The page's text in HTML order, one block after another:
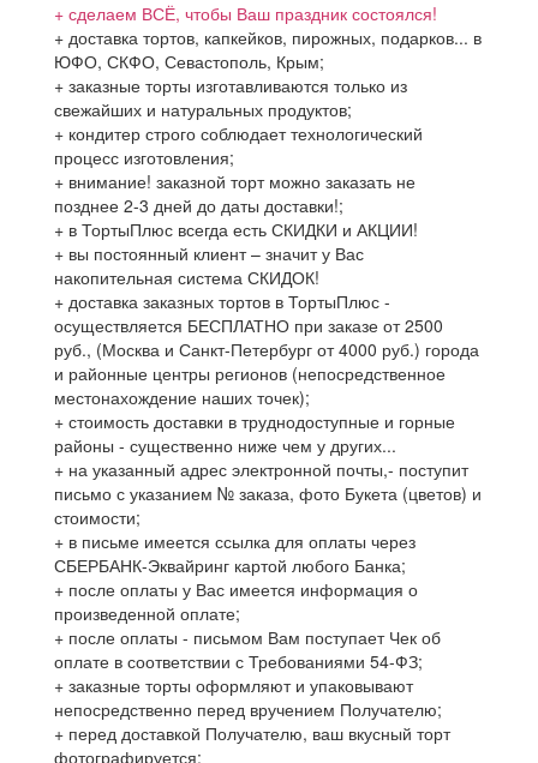
+ сделаем ВСЁ, чтобы Ваш праздник состоялся!
+ доставка тортов, капкейков, пирожных, подарков... в
ЮФО, СКФО, Севастополь, Крым;
+ заказные торты изготавливаются только из
свежайших и натуральных продуктов;
+ кондитер строго соблюдает технологический
процесс изготовления;
+ внимание! заказной торт можно заказать не
позднее 2-3 дней до даты доставки!;
+ в ТортыПлюс всегда есть СКИДКИ и АКЦИИ!
+ вы постоянный клиент – значит у Вас
накопительная система СКИДОК!
+ доставка заказных тортов в ТортыПлюс -
осуществляется БЕСПЛАТНО при заказе от 2500
руб., (Москва и Санкт-Петербург от 4000 руб.) города
и районные центры регионов (непосредственное
местонахождение наших точек);
+ стоимость доставки в труднодоступные и горные
районы - существенно ниже чем у других...
+ на указанный адрес электронной почты,- поступит
письмо с указанием № заказа, фото Букета (цветов) и
стоимости;
+ в письме имеется ссылка для оплаты через
СБЕРБАНК-Эквайринг картой любого Банка;
+ после оплаты у Вас имеется информация о
произведенной оплате;
+ после оплаты - письмом Вам поступает Чек об
оплате в соответствии с Требованиями 54-ФЗ;
+ заказные торты оформляют и упаковывают
непосредственно перед вручением Получателю;
+ перед доставкой Получателю, ваш вкусный торт
фотографируется;